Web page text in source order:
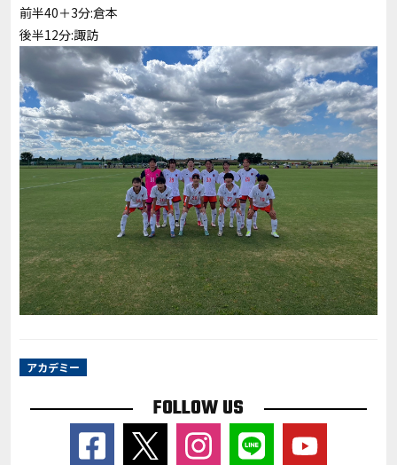
前半40＋3分:倉本
後半12分:諏訪
アカデミー
FOLLOW US